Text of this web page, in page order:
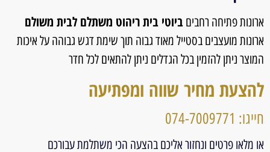
ארונות פתיחה רחבים ביוטי בית ריהוט משתלם לבית משולם
ארונות מועצבים בסטייל מאוד גבוה תוך שימת דגש גבוהה על איכות
המוצר ניתן להזמין בכל הגדלים ניתן להתאים לכל חדר
להצעת מחיר שווה ומפתיעה
חייגו: 074-7009771
או מלאו פרטים ונחזור אליכם בהצעה הכי משתלמת עבורכם